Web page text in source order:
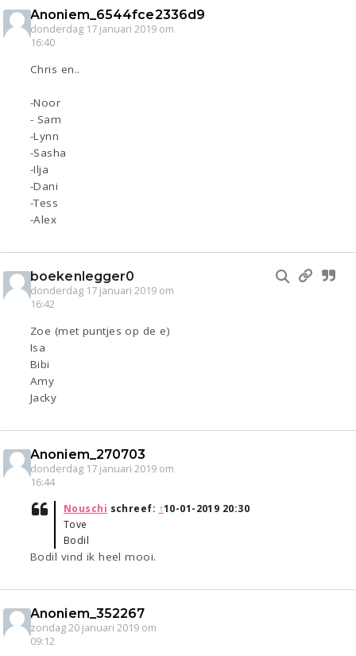
Anoniem_6544fce2336d9
donderdag 17 januari 2019 om
16:40
Chris en..
-Noor
- Sam
-Lynn
-Sasha
-Ilja
-Dani
-Tess
-Alex
boekenlegger0
donderdag 17 januari 2019 om
16:42
Zoe (met puntjes op de e)
Isa
Bibi
Amy
Jacky
Anoniem_270703
donderdag 17 januari 2019 om
16:44
Nouschi schreef: ↑10-01-2019 20:30
Tove
Bodil
Bodil vind ik heel mooi.
Anoniem_352267
zondag 20 januari 2019 om
09:12